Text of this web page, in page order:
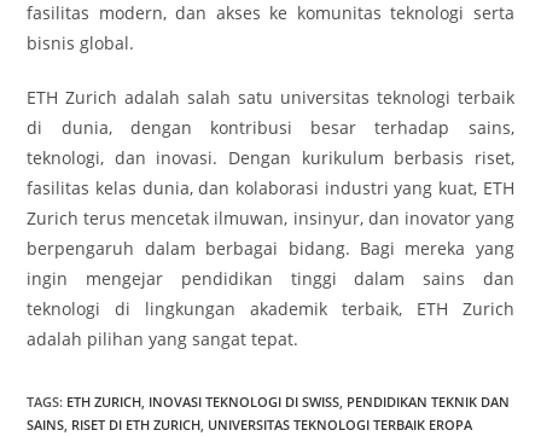
fasilitas modern, dan akses ke komunitas teknologi serta
bisnis global.
ETH Zurich adalah salah satu universitas teknologi terbaik
di dunia, dengan kontribusi besar terhadap sains,
teknologi, dan inovasi. Dengan kurikulum berbasis riset,
fasilitas kelas dunia, dan kolaborasi industri yang kuat, ETH
Zurich terus mencetak ilmuwan, insinyur, dan inovator yang
berpengaruh dalam berbagai bidang. Bagi mereka yang
ingin mengejar pendidikan tinggi dalam sains dan
teknologi di lingkungan akademik terbaik, ETH Zurich
adalah pilihan yang sangat tepat.
TAGS: ETH ZURICH, INOVASI TEKNOLOGI DI SWISS, PENDIDIKAN TEKNIK DAN
SAINS, RISET DI ETH ZURICH, UNIVERSITAS TEKNOLOGI TERBAIK EROPA